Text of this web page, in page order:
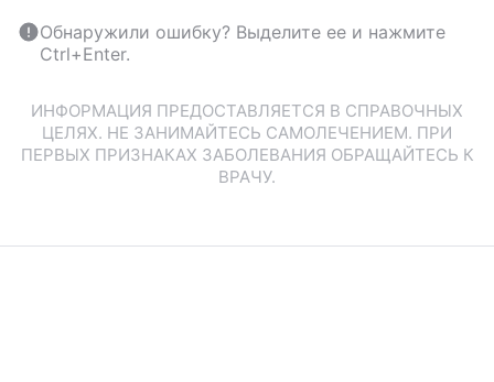
Обнаружили ошибку? Выделите ее и нажмите
Ctrl+Enter.
ИНФОРМАЦИЯ ПРЕДОСТАВЛЯЕТСЯ В СПРАВОЧНЫХ
ЦЕЛЯХ. НЕ ЗАНИМАЙТЕСЬ САМОЛЕЧЕНИЕМ. ПРИ
ПЕРВЫХ ПРИЗНАКАХ ЗАБОЛЕВАНИЯ ОБРАЩАЙТЕСЬ К
ВРАЧУ.